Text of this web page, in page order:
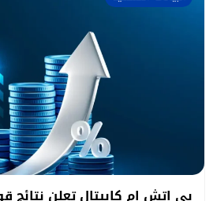
بي اتش ام كابيتال تعلن نتائج